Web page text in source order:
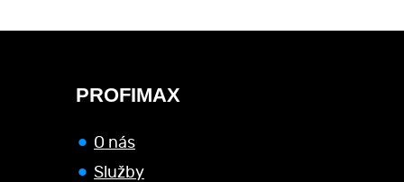
PROFIMAX
O nás
Služby